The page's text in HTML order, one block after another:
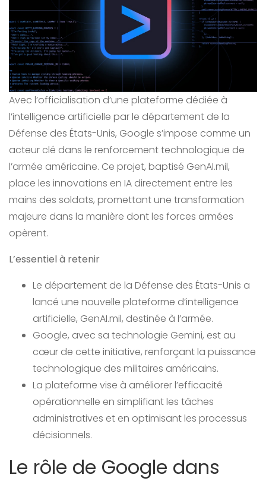
Avec l’officialisation d’une plateforme dédiée à
l’intelligence artificielle par le département de la
Défense des États-Unis, Google s’impose comme un
acteur clé dans le renforcement technologique de
l’armée américaine. Ce projet, baptisé GenAI.mil,
place les innovations en IA directement entre les
mains des soldats, promettant une transformation
majeure dans la manière dont les forces armées
opèrent.
L’essentiel à retenir
Le département de la Défense des États-Unis a
lancé une nouvelle plateforme d’intelligence
artificielle, GenAI.mil, destinée à l’armée.
Google, avec sa technologie Gemini, est au
cœur de cette initiative, renforçant la puissance
technologique des militaires américains.
La plateforme vise à améliorer l’efficacité
opérationnelle en simplifiant les tâches
administratives et en optimisant les processus
décisionnels.
Le rôle de Google dans